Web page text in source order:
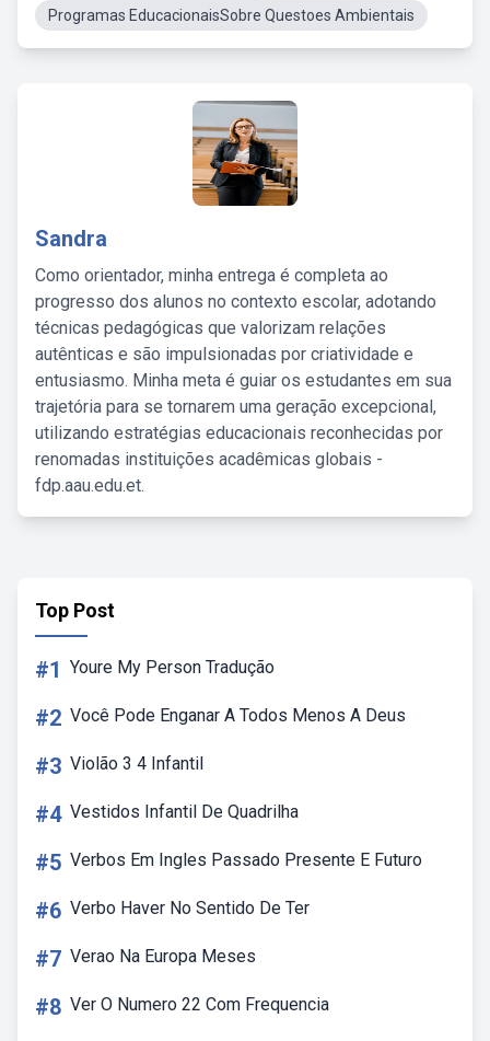
Programas EducacionaisSobre Questoes Ambientais
Sandra
Como orientador, minha entrega é completa ao
progresso dos alunos no contexto escolar, adotando
técnicas pedagógicas que valorizam relações
autênticas e são impulsionadas por criatividade e
entusiasmo. Minha meta é guiar os estudantes em sua
trajetória para se tornarem uma geração excepcional,
utilizando estratégias educacionais reconhecidas por
renomadas instituições acadêmicas globais -
fdp.aau.edu.et.
Top Post
#1 Youre My Person Tradução
#2 Você Pode Enganar A Todos Menos A Deus
#3 Violão 3 4 Infantil
#4 Vestidos Infantil De Quadrilha
#5 Verbos Em Ingles Passado Presente E Futuro
#6 Verbo Haver No Sentido De Ter
#7 Verao Na Europa Meses
#8 Ver O Numero 22 Com Frequencia